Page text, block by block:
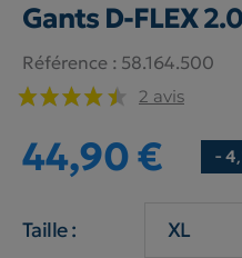
Gants D-FLEX
Référence : 58.164.500
2 avis
44,90 € -
Taille :